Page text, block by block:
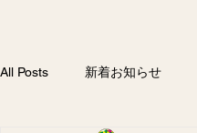
All Posts 新着お知らせ